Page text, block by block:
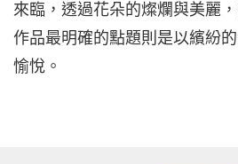
來臨，透過花朵的燦爛與美麗
作品最明確的點題則是以繽紛
愉悅。